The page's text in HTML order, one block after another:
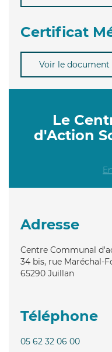
Certificat
Voir le document
Le
d'Action
Adresse
Centre Communal
34 bis, rue Maréchal-
65290 Juillan
Téléphone
05 62 32 06 00